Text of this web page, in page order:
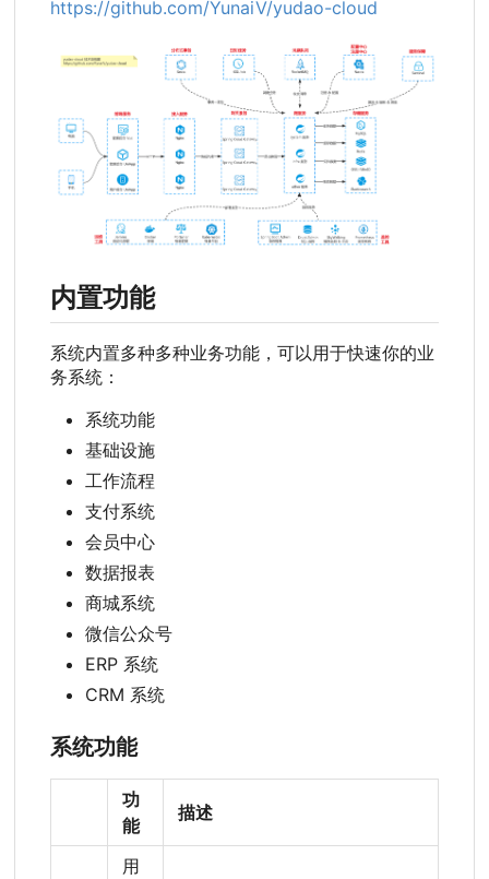
https://github.com/YunaiV/yudao-cloud
内置功能
系统内置多种多种业务功能，可以用于快速你的业
务系统：
系统功能
基础设施
工作流程
支付系统
会员中心
数据报表
商城系统
微信公众号
ERP 系统
CRM 系统
系统功能
功
能
描述
用